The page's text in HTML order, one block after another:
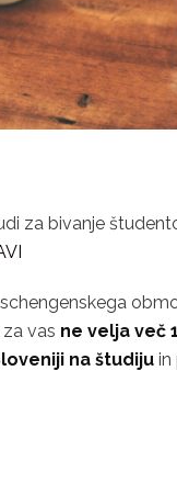
za bivanje
vas ne velja več
na študiju in